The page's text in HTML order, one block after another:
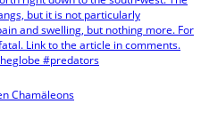
Chamäleons